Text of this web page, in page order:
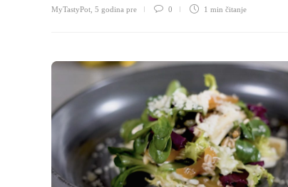
MyTastyPot 5 godina pre 0 1 min čitanje